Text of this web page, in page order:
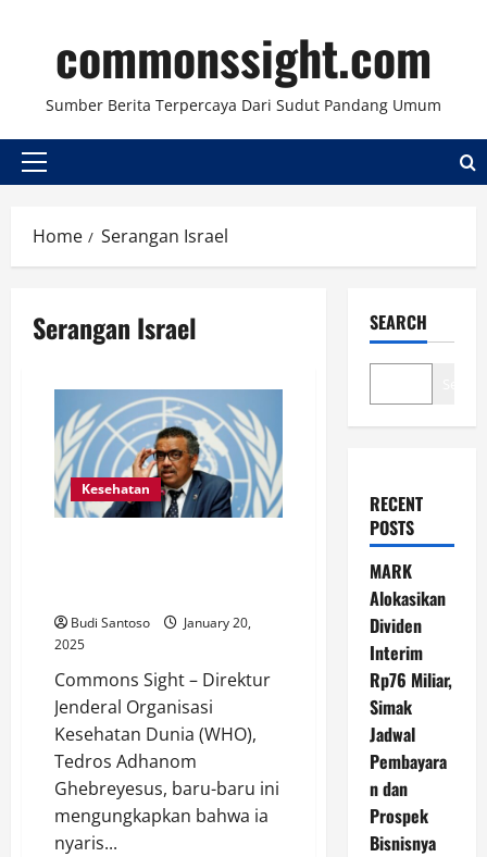
contentcommonssight.com
Sumber Berita Terpercaya Dari Sudut Pandang Umum
Primary
Home Serangan Israel
Serangan Israel
Kesehatan
Budi Santoso
January 20,
2025
Commons Sight – Direktur
Jenderal Organisasi
Kesehatan Dunia (WHO),
Tedros Adhanom
Ghebreyesus, baru-baru ini
mengungkapkan bahwa ia
nyaris...
SEARCH
RECENT
POSTS
MARK
Alokasikan
Dividen
Interim
Rp76 Miliar,
Simak
Jadwal
Pembayara
n dan
Prospek
Bisnisnya